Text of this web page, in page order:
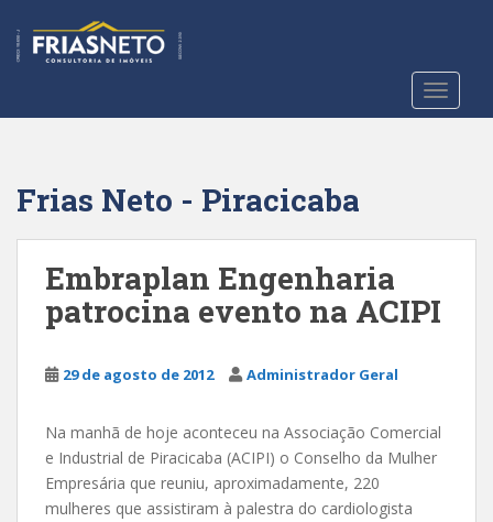
t
Frias Neto - Piracicaba
Embraplan Engenharia
patrocina evento na ACIPI
29 de agosto de 2012 Administrador Geral
Na manhã de hoje aconteceu na Associação Comercial
e Industrial de Piracicaba (ACIPI) o Conselho da Mulher
Empresária que reuniu, aproximadamente, 220
mulheres que assistiram à palestra do cardiologista